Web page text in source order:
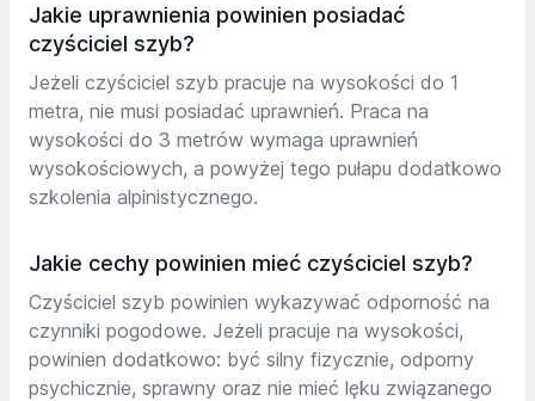
Jakie uprawnienia powinien posiadać
czyściciel szyb?
Jeżeli czyściciel szyb pracuje na wysokości do 1
metra, nie musi posiadać uprawnień. Praca na
wysokości do 3 metrów wymaga uprawnień
wysokościowych, a powyżej tego pułapu dodatkowo
szkolenia alpinistycznego.
Jakie cechy powinien mieć czyściciel szyb?
Czyściciel szyb powinien wykazywać odporność na
czynniki pogodowe. Jeżeli pracuje na wysokości,
powinien dodatkowo: być silny fizycznie, odporny
psychicznie, sprawny oraz nie mieć lęku związanego